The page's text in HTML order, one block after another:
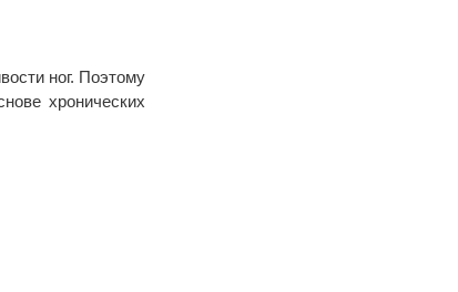
ног. Поэтому
хронических